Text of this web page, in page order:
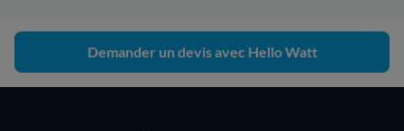
Demander un devis avec Hello Watt